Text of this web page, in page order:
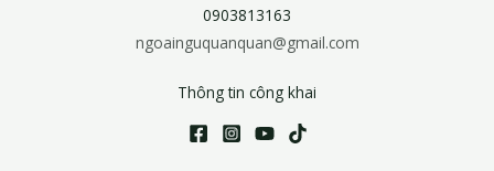
0903813163
ngoainguquanquan@gmail.com
Thông tin công khai